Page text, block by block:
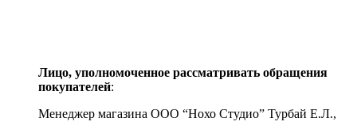
Лицо, уполномоченное рассматривать обращения
покупателей:
Менеджер магазина ООО “Нохо Студио” Турбай Е.Л.,